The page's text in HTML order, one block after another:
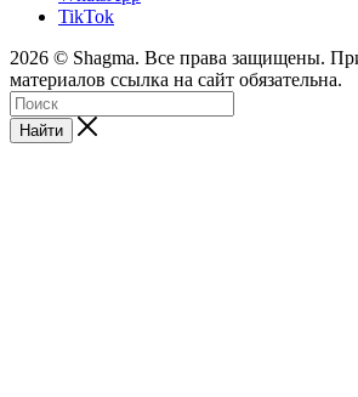
TikTok
2026 © Shagma. Все права защищены.
материалов ссылка на сайт обязательна.
Найти